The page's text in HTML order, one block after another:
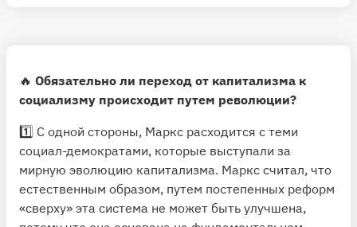
🔥 Обязательно ли переход от капитализма к
социализму происходит путем революции?
1️⃣ С одной стороны, Маркс расходится с теми
социал-демократами, которые выступали за
мирную эволюцию капитализма. Маркс считал, что
естественным образом, путем постепенных реформ
«сверху» эта система не может быть улучшена,